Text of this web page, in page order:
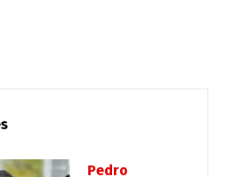
Pedro